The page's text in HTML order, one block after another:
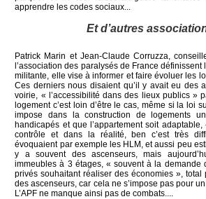
apprendre les codes sociaux...
Et d’autres
Patrick Marin et Jean-Claude Corruzza,
l’association des paralysés de France définissent
militante, elle vise à informer et faire évoluer les
Ces derniers nous disaient qu’il y avait eu des
voirie, « l’accessibilité dans des lieux publics »
logement c’est loin d’être le cas, même si la loi
impose dans la construction de logements
handicapés et que l’appartement soit
contrôle et dans la réalité, ben c’est très
évoquaient par exemple les HLM, et aussi peu
y a souvent des ascenseurs, mais
immeubles à 3 étages, « souvent à la demande
privés souhaitant réaliser des économies », total
des ascenseurs, car cela ne s’impose pas pour
L’APF ne manque ainsi pas de combats....